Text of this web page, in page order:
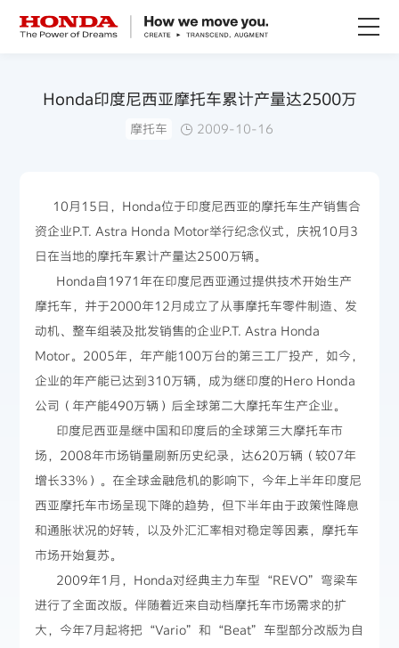
赛事运动
新闻资讯
Honda印度尼西亚摩托车累计产量达2500万
摩托车 2009-10-16
10月15日，Honda位于印度尼西亚的摩托车生产销售合
资企业P.T. Astra Honda Motor举行纪念仪式，庆祝10月3
日在当地的摩托车累计产量达2500万辆。
Honda自1971年在印度尼西亚通过提供技术开始生产
摩托车，并于2000年12月成立了从事摩托车零件制造、发
动机、整车组装及批发销售的企业P.T. Astra Honda
Motor。2005年，年产能100万台的第三工厂投产，如今，
企业的年产能已达到310万辆，成为继印度的Hero Honda
公司（年产能490万辆）后全球第二大摩托车生产企业。
印度尼西亚是继中国和印度后的全球第三大摩托车市
场，2008年市场销量刷新历史纪录，达620万辆（较07年
增长33%）。在全球金融危机的影响下，今年上半年印度尼
西亚摩托车市场呈现下降的趋势，但下半年由于政策性降息
和通胀状况的好转，以及外汇汇率相对稳定等因素，摩托车
市场开始复苏。
2009年1月，Honda对经典主力车型“REVO”弯梁车
进行了全面改版。伴随着近来自动档摩托车市场需求的扩
大，今年7月起将把“Vario”和“Beat”车型部分改版为自